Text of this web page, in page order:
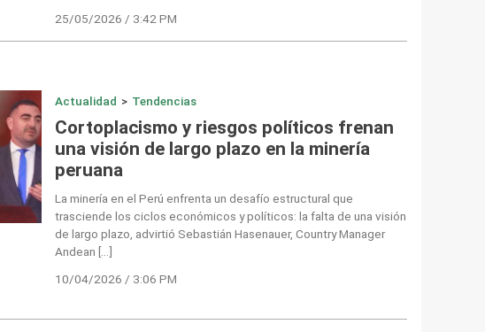
25/05/2026 / 3:42 PM
Actualidad > Tendencias
Cortoplacismo y riesgos políticos frenan
una visión de largo plazo en la minería
peruana
La minería en el Perú enfrenta un desafío estructural que
trasciende los ciclos económicos y políticos: la falta de una visión
de largo plazo, advirtió Sebastián Hasenauer, Country Manager
Andean […]
10/04/2026 / 3:06 PM